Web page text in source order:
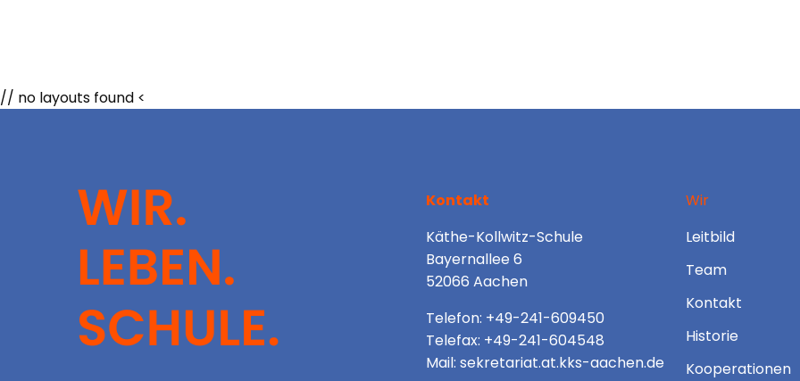
// no layouts found <
Kontakt
Käthe-Kollwitz-Schule
Bayernallee 6
52066 Aachen
Telefon: +49-241-609450
Telefax: +49-241-604548
Mail: sekretariat.at.kks-aachen.de
Wir
Leitbild
Team
Kontakt
Historie
Kooperationen